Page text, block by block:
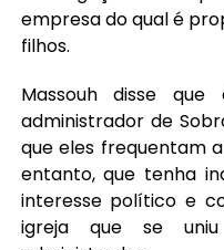
empresa do qual é
filhos.
Massouh disse
administrador de
que eles frequentam
entanto, que tenha
interesse político e
igreja que se